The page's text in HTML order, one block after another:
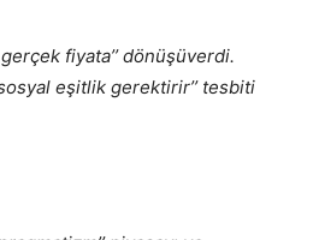
gerçek fiyata’’ dönüşüverdi.
eşitlik gerektirir’’ tesbiti